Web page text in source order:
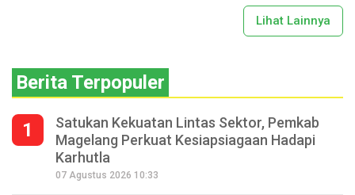
Lihat Lainnya
Berita Terpopuler
1
Satukan Kekuatan Lintas Sektor, Pemkab
Magelang Perkuat Kesiapsiagaan Hadapi
Karhutla
07 Agustus 2026 10:33